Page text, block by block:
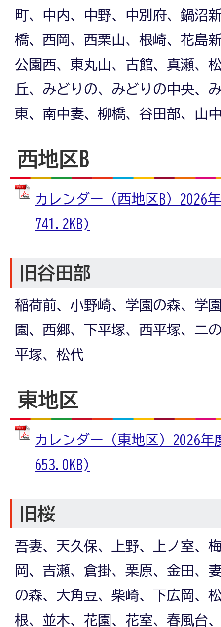
町、中内、中野、中別府、鍋沼
橋、西岡、西栗山、根崎、花島
公園西、東丸山、古館、真瀬、
丘、みどりの、みどりの中央、
東、南中妻、柳橋、谷田部、山
西地区B
カレンダー（西地区B）2026
741.2KB)
旧谷田部
稲荷前、小野崎、学園の森、学
園、西郷、下平塚、西平塚、二
平塚、松代
東地区
カレンダー（東地区）2026
653.0KB)
旧桜
吾妻、天久保、上野、上ノ室、
岡、吉瀬、倉掛、栗原、金田、
の森、大角豆、柴崎、下広岡、
根、並木、花園、花室、春風台